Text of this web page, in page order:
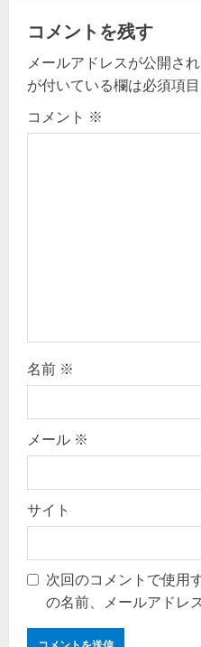
v
i
g
コメントを残す
メールアドレスが公開さ
が付いている欄は必須項
コメント ※
名前 ※
メール ※
サイト
次回のコメントで使用
の名前、メールアドレ